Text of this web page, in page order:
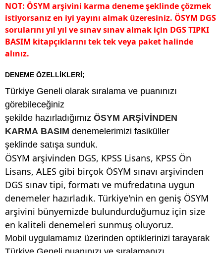
NOT: ÖSYM arşivini karma deneme şeklinde çözmek
istiyorsanız en iyi yayını almak üzeresiniz. ÖSYM DGS
sorularını yıl yıl ve sınav sınav almak için DGS TIPKI
BASIM kitapçıklarını tek tek veya paket halinde
alınız.
DENEME ÖZELLİKLERİ;
Türkiye Geneli olarak sıralama ve puanınızı
görebileceğiniz
şekilde hazırladığımız ÖSYM ARŞİVİNDEN
KARMA BASIM denemelerimizi fasiküller
şeklinde satışa sunduk.
ÖSYM arşivinden DGS, KPSS Lisans, KPSS Ön
Lisans, ALES gibi birçok ÖSYM sınavı arşivinden
DGS sınav tipi, formatı ve müfredatına uygun
denemeler hazırladık. Türkiye'nin en geniş ÖSYM
arşivini bünyemizde bulundurduğumuz için size
en kaliteli denemeleri sunmuş oluyoruz.
Mobil uygulamamız üzerinden optiklerinizi tarayarak